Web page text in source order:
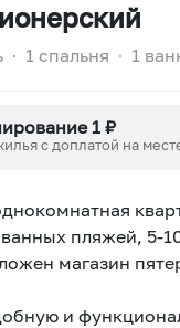
∙ 1 спальня ∙ 1
1 ₽
с доплатой на
пляжей, 5-
магазин
и